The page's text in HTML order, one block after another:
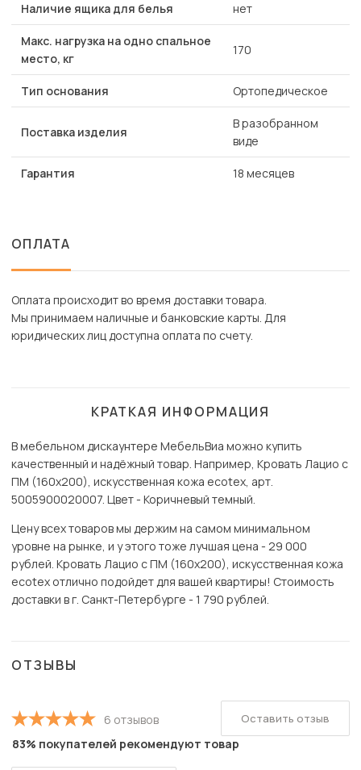
Наличие ящика для белья нет
Макс. нагрузка на одно спальное
место, кг
170
Тип основания Ортопедическое
Поставка изделия
В разобранном
виде
Гарантия 18 месяцев
ОПЛАТА
Оплата происходит во время доставки товара.
Мы принимаем наличные и банковские карты. Для
юридических лиц доступна оплата по счету.
КРАТКАЯ ИНФОРМАЦИЯ
В мебельном дискаунтере МебельВиа можно купить
качественный и надёжный товар. Например, Кровать Лацио с
ПМ (160х200), искусственная кожа ecotex, арт.
5005900020007. Цвет - Коричневый темный.
Цену всех товаров мы держим на самом минимальном
уровне на рынке, и у этого тоже лучшая цена - 29 000
рублей. Кровать Лацио с ПМ (160х200), искусственная кожа
ecotex отлично подойдет для вашей квартиры! Стоимость
доставки в г. Санкт-Петербурге - 1 790 рублей.
ОТЗЫВЫ
6 отзывов
83% покупателей рекомендуют товар
Оставить отзыв